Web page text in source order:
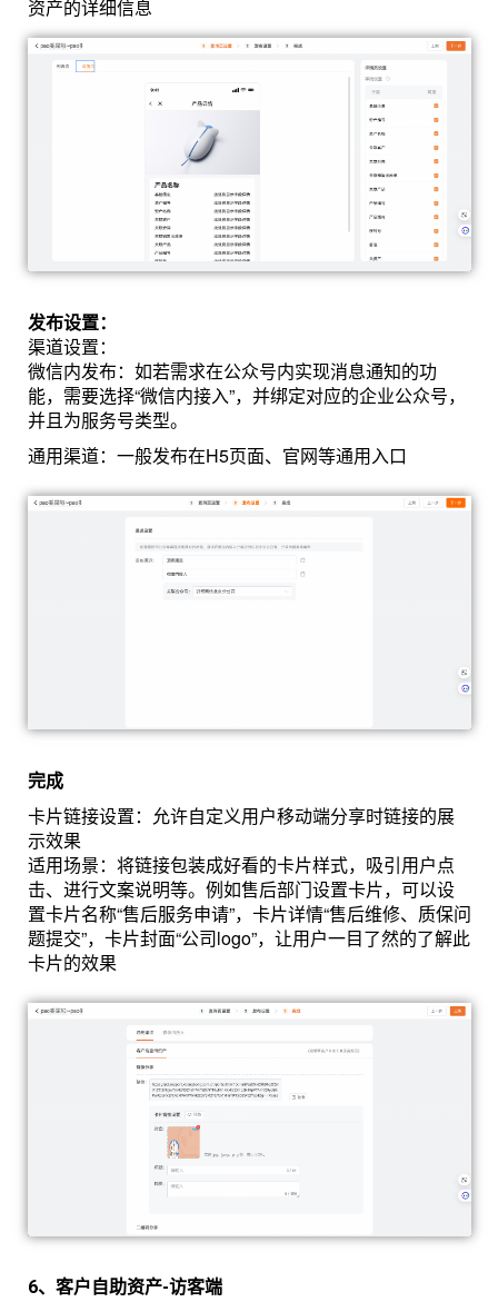
资产的详细信息
发布设置：
渠道设置：
微信内发布：如若需求在公众号内实现消息通知的功
能，需要选择“微信内接入”，并绑定对应的企业公众号，
并且为服务号类型。
通用渠道：一般发布在H5页面、官网等通用入口
完成
卡片链接设置：允许自定义用户移动端分享时链接的展
示效果
适用场景：将链接包装成好看的卡片样式，吸引用户点
击、进行文案说明等。例如售后部门设置卡片，可以设
置卡片名称“售后服务申请”，卡片详情“售后维修、质保问
题提交”，卡片封面“公司logo”，让用户一目了然的了解此
卡片的效果
6、客户自助资产-访客端